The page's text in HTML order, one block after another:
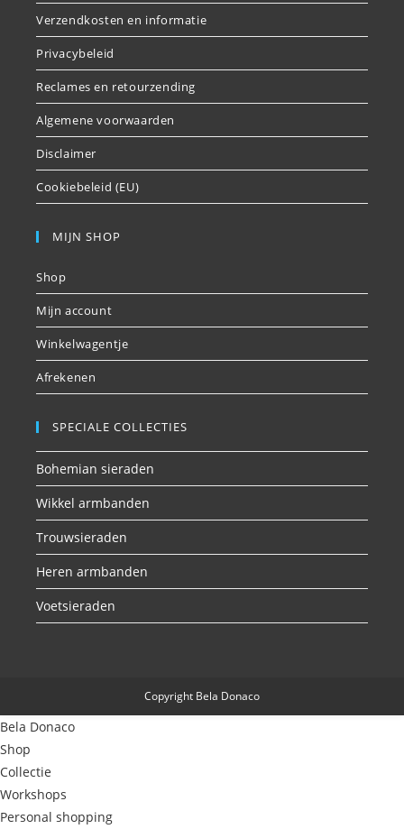
Verzendkosten en informatie
Privacybeleid
Reclames en retourzending
Algemene voorwaarden
Disclaimer
Cookiebeleid (EU)
MIJN SHOP
Shop
Mijn account
Winkelwagentje
Afrekenen
SPECIALE COLLECTIES
Bohemian sieraden
Wikkel armbanden
Trouwsieraden
Heren armbanden
Voetsieraden
Copyright Bela Donaco
Bela Donaco
Shop
Collectie
Workshops
Personal shopping